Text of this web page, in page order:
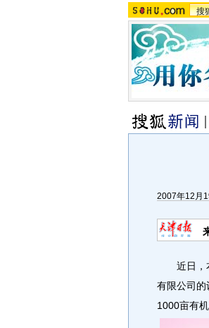
搜
2007年12月
近日，本
有限公司的
1000亩有